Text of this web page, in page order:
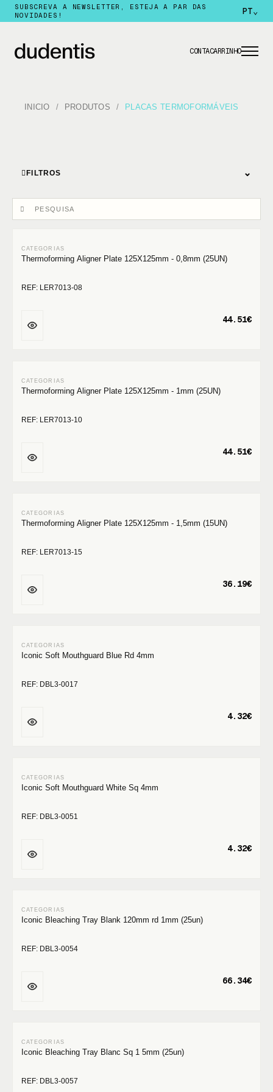
SUBSCREVA A NEWSLETTER, ESTEJA A PAR DAS
NOVIDADES!
PT⌄
CONTACARRINHO
INICIO PRODUTOS PLACAS TERMOFORMÁVEIS
FILTROS ⌄
Thermoforming Aligner Plate 125X125mm - 0,8mm (25UN)
REF: LER7013-08
44.51€
Thermoforming Aligner Plate 125X125mm - 1mm (25UN)
REF: LER7013-10
44.51€
Thermoforming Aligner Plate 125X125mm - 1,5mm (15UN)
REF: LER7013-15
36.19€
Iconic Soft Mouthguard Blue Rd 4mm
REF: DBL3-0017
4.32€
Iconic Soft Mouthguard White Sq 4mm
REF: DBL3-0051
4.32€
Iconic Bleaching Tray Blank 120mm rd 1mm (25un)
REF: DBL3-0054
66.34€
Iconic Bleaching Tray Blanc Sq 1 5mm (25un)
REF: DBL3-0057